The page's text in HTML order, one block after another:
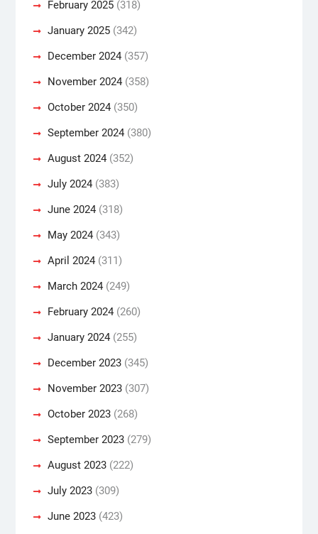
February 2025(318)
January 2025(342)
December 2024(357)
November 2024(358)
October 2024(350)
September 2024(380)
August 2024(352)
July 2024(383)
June 2024(318)
May 2024(343)
April 2024(311)
March 2024(249)
February 2024(260)
January 2024(255)
December 2023(345)
November 2023(307)
October 2023(268)
September 2023(279)
August 2023(222)
July 2023(309)
June 2023(423)